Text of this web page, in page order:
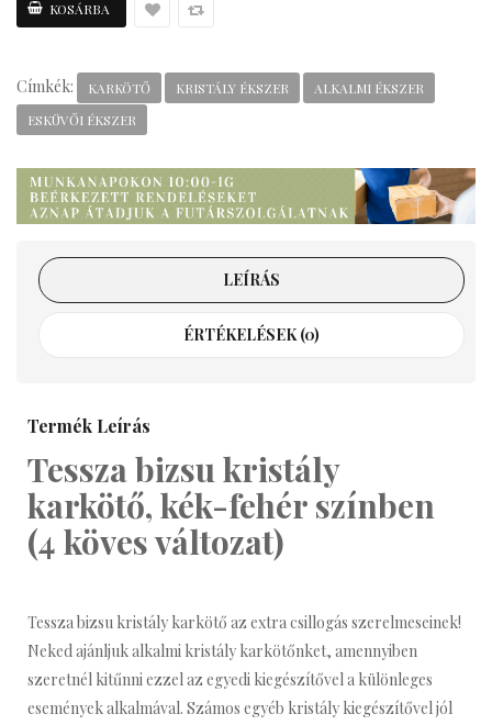
Címkék: KARKÖTŐ KRISTÁLY ÉKSZER
ALKALMI ÉKSZER
ESKÜVŐI ÉKSZER
LEÍRÁS
ÉRTÉKELÉSEK (0)
Termék Leírás
Tessza bizsu kristály
karkötő, kék-fehér színben
(4 köves változat)
Tessza bizsu kristály karkötő az extra csillogás szerelmeseinek!
Neked ajánljuk alkalmi kristály karkötőnket, amennyiben
szeretnél kitűnni ezzel az egyedi kiegészítővel a különleges
események alkalmával. Számos egyéb kristály kiegészítővel jól